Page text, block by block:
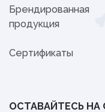
Брендированная
продукция
Сертификаты
ОСТАВАЙТЕСЬ НА